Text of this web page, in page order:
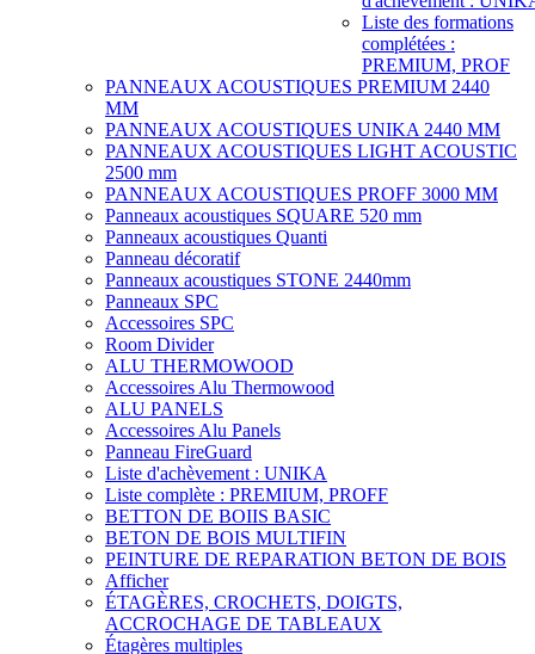
Liste des formations
complétées :
PREMIUM, PROF
PANNEAUX ACOUSTIQUES PREMIUM 2440
MM
PANNEAUX ACOUSTIQUES UNIKA 2440 MM
PANNEAUX ACOUSTIQUES LIGHT ACOUSTIC
2500 mm
PANNEAUX ACOUSTIQUES PROFF 3000 MM
Panneaux acoustiques SQUARE 520 mm
Panneaux acoustiques Quanti
Panneau décoratif
Panneaux acoustiques STONE 2440mm
Panneaux SPC
Accessoires SPC
Room Divider
ALU THERMOWOOD
Accessoires Alu Thermowood
ALU PANELS
Accessoires Alu Panels
Panneau FireGuard
Liste d'achèvement : UNIKA
Liste complète : PREMIUM, PROFF
BETTON DE BOIIS BASIC
BETON DE BOIS MULTIFIN
PEINTURE DE REPARATION BETON DE BOIS
Afficher
ÉTAGÈRES, CROCHETS, DOIGTS,
ACCROCHAGE DE TABLEAUX
Étagères multiples